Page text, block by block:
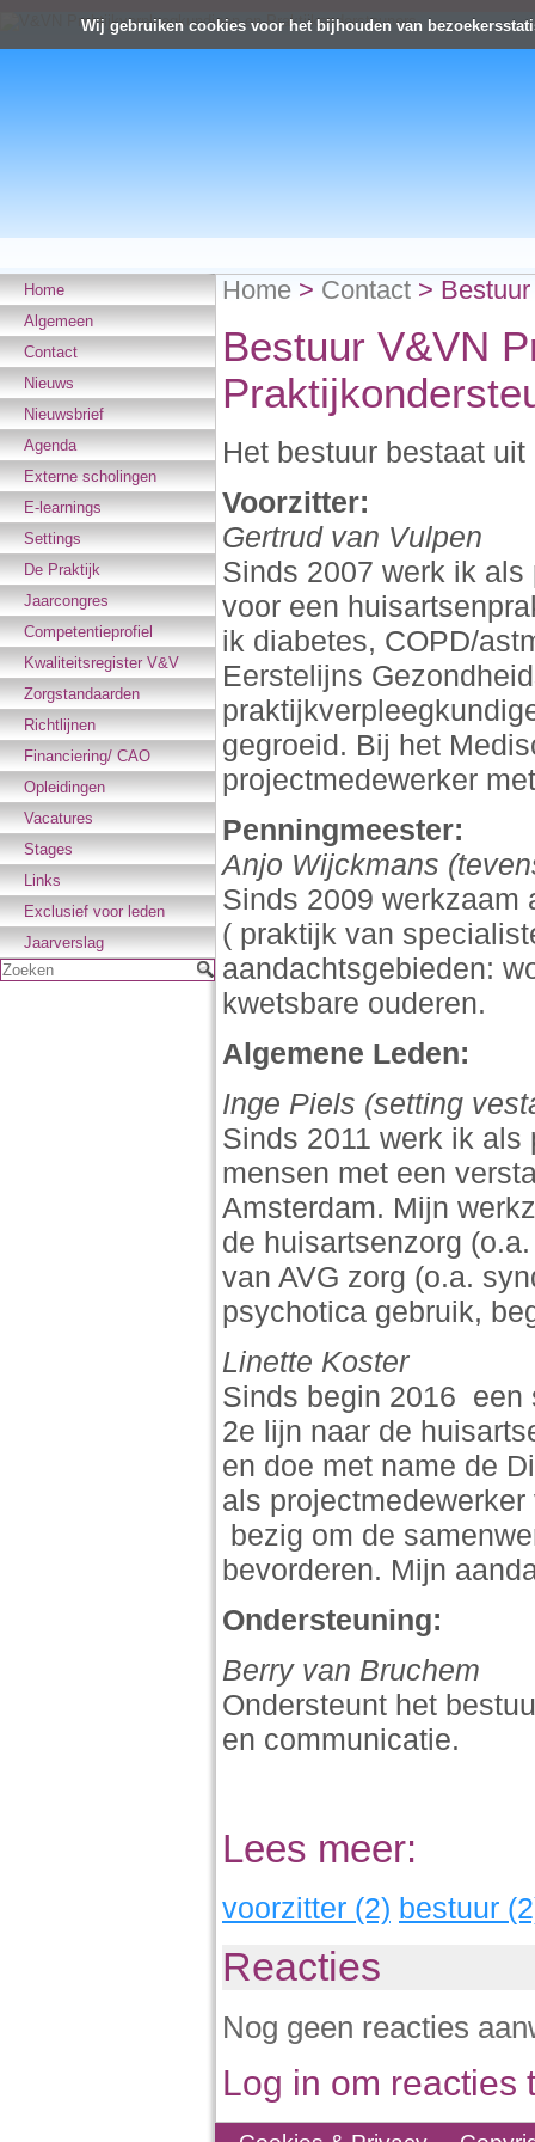
Wij gebruiken cookies voor het bijhouden van
Home
Algemeen
Contact
Nieuws
Nieuwsbrief
Agenda
Externe scholingen
E-learnings
Settings
De Praktijk
Jaarcongres
Competentieprofiel
Kwaliteitsregister V&V
Zorgstandaarden
Richtlijnen
Financiering/ CAO
Opleidingen
Vacatures
Stages
Links
Exclusief voor leden
Jaarverslag
Zoeken
Home > Contact > Bestuur
Bestuur V&VN
Het bestuur bestaat
Voorzitter:
Gertrud van Vulpen
Sinds 2007 werk ik
voor een
ik diabetes, COPD/
Eerstelijns
gegroeid. Bij het
projectmedewerker
Penningmeester:
Anjo Wijckmans
Sinds 2009 werkzaam
( praktijk van
aandachtsgebieden:
kwetsbare ouderen.
Algemene Leden:
Inge Piels (setting
Sinds 2011 werk ik
mensen met een
Amsterdam. Mijn
de huisartsenzorg
van AVG zorg (o.a.
psychotica gebruik,
Linette Koster
Sinds begin 2016 een
2e lijn naar de
en doe met name de
als
bezig om de
bevorderen. Mijn
Ondersteuning:
Berry van Bruchem
Ondersteunt het
en communicatie.
Lees meer:
voorzitter (2) bestuur
Reacties
Nog geen reacties
Log in om reacties